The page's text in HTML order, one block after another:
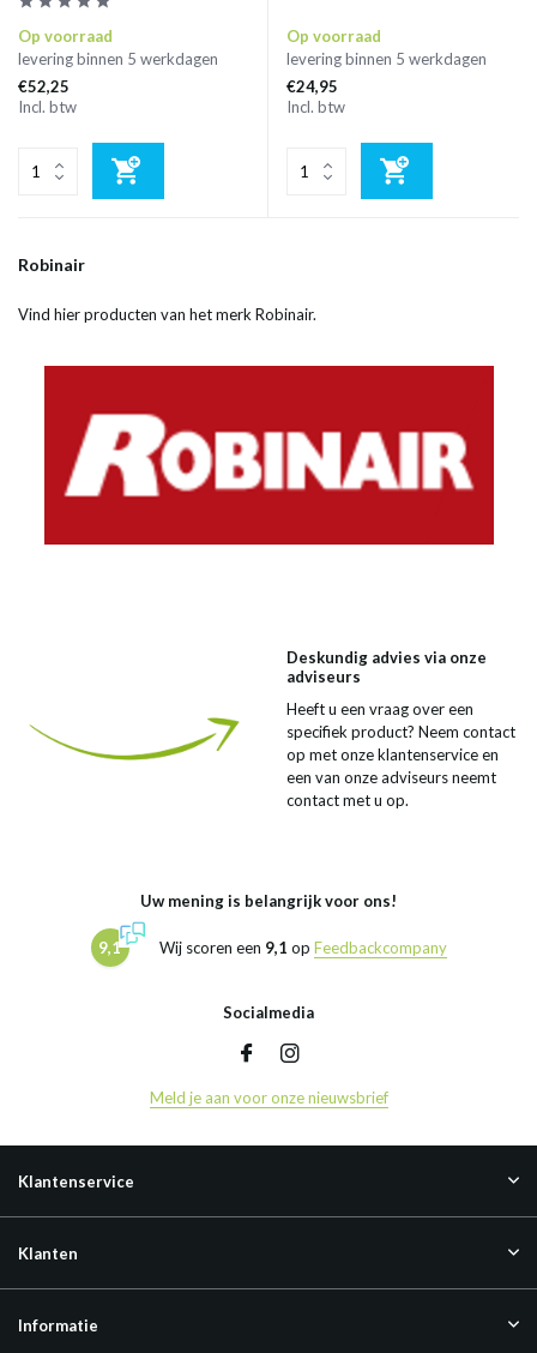
Op voorraad
levering binnen 5 werkdagen
€52,25
Incl. btw
Op voorraad
levering binnen 5 werkdagen
€24,95
Incl. btw
Robinair
Vind hier producten van het merk Robinair.
Deskundig advies via onze
adviseurs
Heeft u een vraag over een
specifiek product? Neem contact
op met onze klantenservice en
een van onze adviseurs neemt
contact met u op.
Uw mening is belangrijk voor ons!
9,1 Wij scoren een 9,1 op Feedbackcompany
Socialmedia
Meld je aan voor onze nieuwsbrief
Klantenservice
Klanten
Informatie